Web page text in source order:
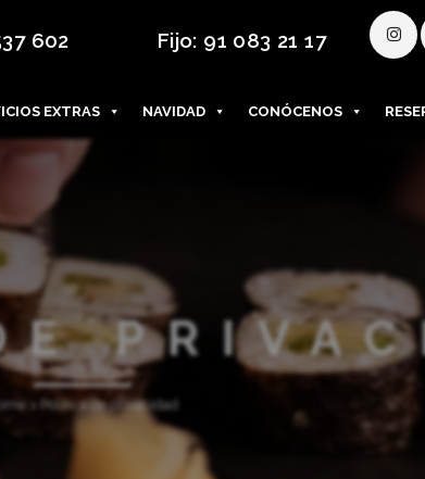
602 Fijo: 91 083 21 17
EXTRAS NAVIDAD CONÓCENOS
> Política de privacidad